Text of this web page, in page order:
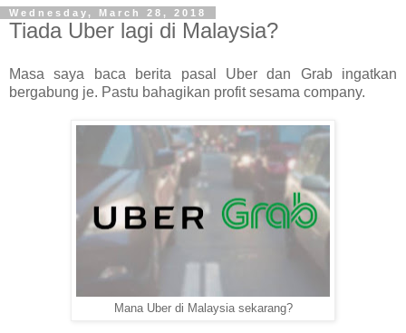
Wednesday, March 28, 2018
Tiada Uber lagi di Malaysia?
Masa saya baca berita pasal Uber dan Grab ingatkan
bergabung je. Pastu bahagikan profit sesama company.
Mana Uber di Malaysia sekarang?